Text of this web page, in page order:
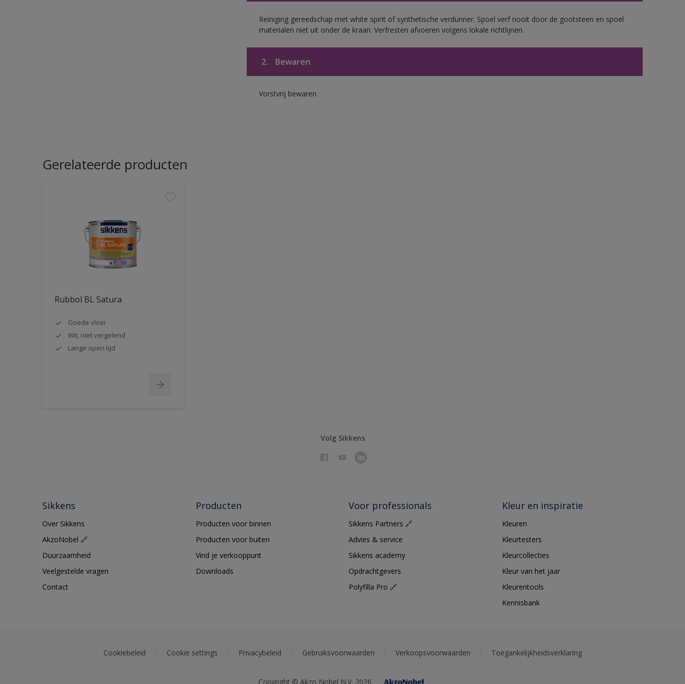
Reiniging gereedschap met white spirit of synthetische verdunner. Spoel verf nooit door de gootsteen en spoel
materialen niet uit onder de kraan. Verfresten afvoeren volgens lokale richtlijnen.
2. Bewaren
Vorstvrij bewaren
Gerelateerde producten
Rubbol BL Satura
Goede vloei
Wit, niet vergelend
Lange open tijd
Volg Sikkens
Sikkens
Over Sikkens
AkzoNobel 🔗
Duurzaamheid
Veelgestelde vragen
Contact
Producten
Producten voor binnen
Producten voor buiten
Vind je verkooppunt
Downloads
Voor professionals
Sikkens Partners 🔗
Advies & service
Sikkens academy
Opdrachtgevers
Polyfilla Pro 🔗
Kleur en inspiratie
Kleuren
Kleurtesters
Kleurcollecties
Kleur van het jaar
Kleurentools
Kennisbank
Cookiebeleid Cookie settings Privacybeleid Gebruiksvoorwaarden Verkoopsvoorwaarden Toegankelijkheidsverklaring
Copyright © Akzo Nobel N.V. 2026